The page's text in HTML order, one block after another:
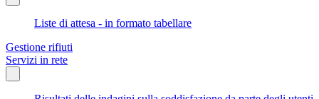
Liste di attesa - in formato tabellare
Gestione rifiuti
Servizi in rete